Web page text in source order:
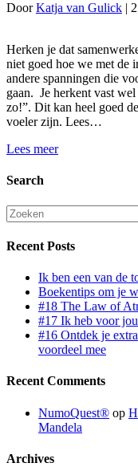
DoorKatja van Gulick |
Herken je dat
niet goed hoe we met de
andere spanningen die
gaan. Je herkent vast
zo!”. Dit kan heel goed
voeler zijn. Lees…
Lees meer
Search
Recent Posts
Ik ben een van de
Boekentips om je
#18 The Law of
#17 Ik heb voor
#16 Ontdek je
voordeel mee
Recent Comments
NumoQuest® op
Mandela
Archives